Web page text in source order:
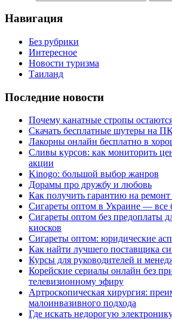
Навигация
Без рубрики
Интересное
Новости туризма
Таиланд
Последние новости
Почему канатные стропы
Скачать бесплатные шутеры на ПК
Лакорны онлайн бесплатно в
Сливы курсов: как мониторить
акции
Kinogo: большой выбор жанров
Дорамы про дружбу и любовь
Как получить гарантию на ремонт
Сигареты оптом в Украине — все
Сигареты оптом без предоплаты
киосков
Сигареты оптом: юридические
Как найти лучшего поставщика
Курсы для руководителей и
Корейские сериалы онлайн без
телевизионному эфиру
Артроскопическая хирургия:
малоинвазивного подхода
Где искать недорогую